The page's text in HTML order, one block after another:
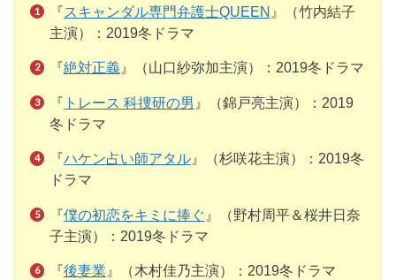
『スキャンダル専門弁護士QUEEN 』（竹内結子
主演）：2019冬ドラマ
『絶対正義』（山口紗弥加主演）：2019冬ドラマ
『 トレース 科捜研の男 』（錦戸亮主演）：2019
冬ドラマ
『ハケン占い師アタル』（杉咲花主演）：2019冬
ドラマ
『僕の初恋をキミに捧ぐ 』（野村周平＆桜井日奈
子主演）：2019冬ドラマ
『後妻業 』（木村佳乃主演）：2019冬ドラマ